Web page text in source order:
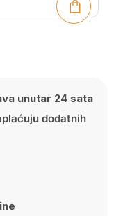
unutar 24 sata
dodatnih